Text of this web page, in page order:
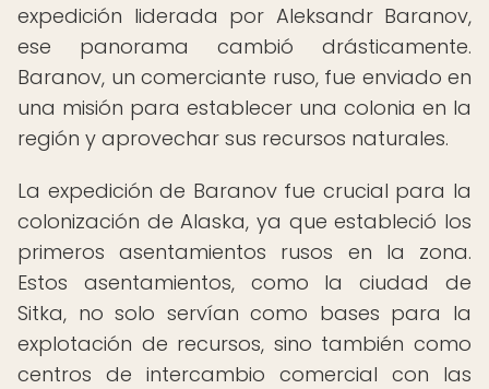
expedición liderada por Aleksandr Baranov,
ese panorama cambió drásticamente.
Baranov, un comerciante ruso, fue enviado en
una misión para establecer una colonia en la
región y aprovechar sus recursos naturales.
La expedición de Baranov fue crucial para la
colonización de Alaska, ya que estableció los
primeros asentamientos rusos en la zona.
Estos asentamientos, como la ciudad de
Sitka, no solo servían como bases para la
explotación de recursos, sino también como
centros de intercambio comercial con las